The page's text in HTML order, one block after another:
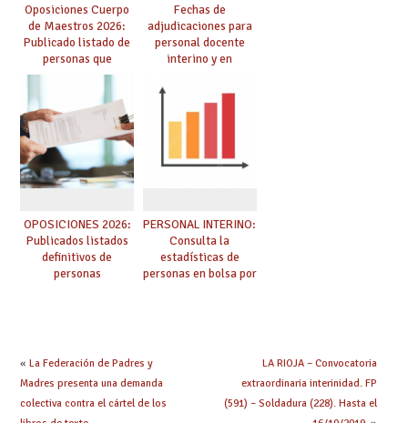
Oposiciones Cuerpo
de Maestros 2026:
Publicado listado de
personas que
adquieren nueva
especialidad
Fechas de
adjudicaciones para
personal docente
interino y en
debes saber
OPOSICIONES 2026:
Publicados listados
definitivos de
personas
PERSONAL INTERINO:
Consulta la
estadísticas de
personas en bolsa por
« La Federación de Padres y
Madres presenta una demanda
colectiva contra el cártel de los
LA RIOJA – Convocatoria
extraordinaria interinidad. FP
(591) – Soldadura (228). Hasta el